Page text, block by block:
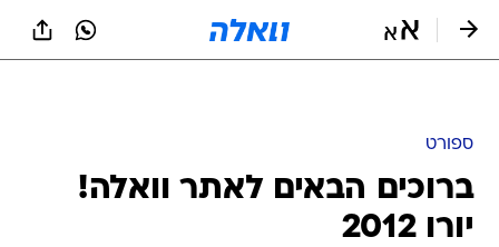
ספורט
ברוכים הבאים לאתר וואלה!
יורו 2012